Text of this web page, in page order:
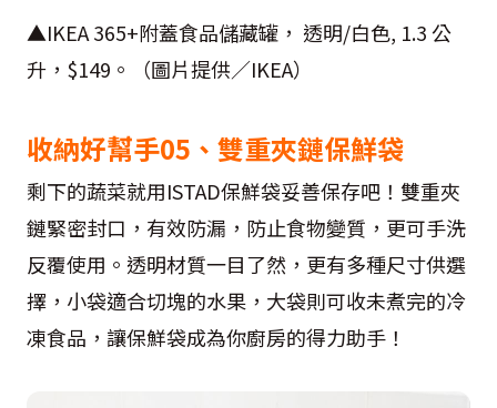
▲IKEA 365+附蓋食品儲藏罐， 透明/白色, 1.3 公
升，$149。（圖片提供／IKEA）
收納好幫手05、雙重夾鏈保鮮袋
剩下的蔬菜就用ISTAD保鮮袋妥善保存吧！雙重夾
鏈緊密封口，有效防漏，防止食物變質，更可手洗
反覆使用。透明材質一目了然，更有多種尺寸供選
擇，小袋適合切塊的水果，大袋則可收未煮完的冷
凍食品，讓保鮮袋成為你廚房的得力助手！